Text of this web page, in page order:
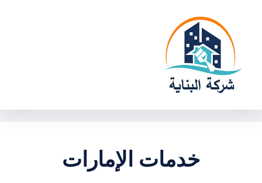
خدمات الإمارات